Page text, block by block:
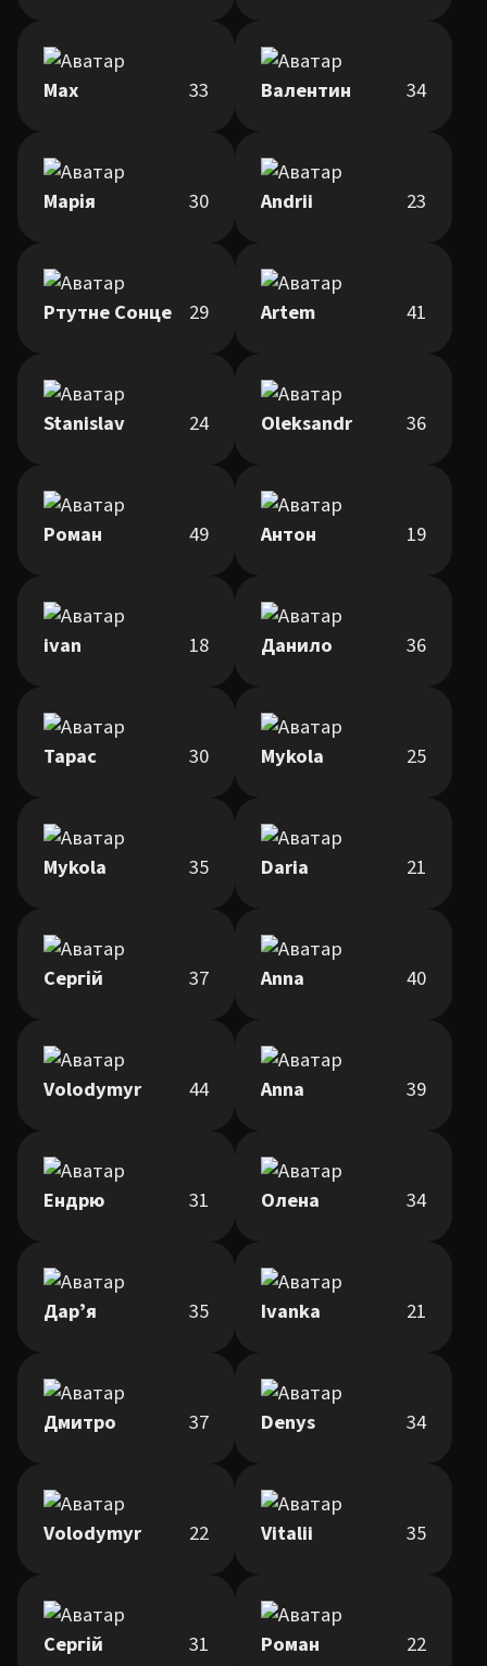
Max 33 Валентин 34
Марія 30 Andrii 23
Ртутне Сонце 29 Artem 41
Stanislav 24 Oleksandr 36
Роман 49 Антон 19
ivan 18 Данило 36
Тарас 30 Mykola 25
Mykola 35 Daria 21
Сергій 37 Anna 40
Volodymyr 44 Anna 39
Ендрю 31 Олена 34
Дарʼя 35 Ivanka 21
Дмитро 37 Denys 34
Volodymyr 22 Vitalii 35
Сергій 31 Роман 22